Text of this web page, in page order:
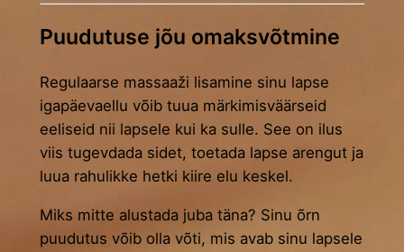
Puudutuse jõu omaksvõtmine
Regulaarse massaaži lisamine sinu lapse
igapäevaellu võib tuua märkimisväärseid
eeliseid nii lapsele kui ka sulle. See on ilus
viis tugevdada sidet, toetada lapse arengut ja
luua rahulikke hetki kiire elu keskel.
Miks mitte alustada juba täna? Sinu õrn
puudutus võib olla võti, mis avab sinu lapsele